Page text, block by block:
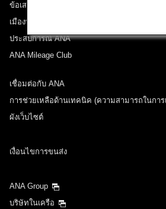
ข้อเสนอและประกาศ
เมืองที่เราเดินทางไป
ประสบการณ์ ANA
ANA Mileage Club
เชื่อมต่อกับ ANA
การช่วยเหลือด้านเทคนิค (ความสามารถในการ
ผังเว็บไซต์
เงื่อนไขการขนส่ง
ANA Group
บริษัทในเครือ